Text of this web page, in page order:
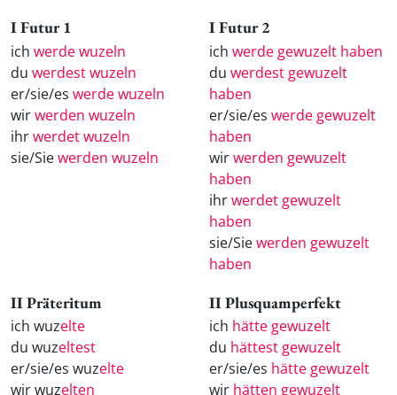
I Futur 1
ich werde wuzeln
du werdest wuzeln
er/sie/es werde wuzeln
wirwerden wuzeln
ihrwerdet wuzeln
sie/Siewerden wuzeln
I Futur 2
ich werde gewuzelt haben
du werdest gewuzelt
haben
er/sie/es werde gewuzelt
haben
wirwerden gewuzelt
haben
ihrwerdet gewuzelt
haben
sie/Siewerden gewuzelt
haben
II Präteritum
ich wuzelte
du wuzeltest
er/sie/es wuzelte
wir wuzelten
II Plusquamperfekt
ich hätte gewuzelt
du hättest gewuzelt
er/sie/es hätte gewuzelt
wir hätten gewuzelt